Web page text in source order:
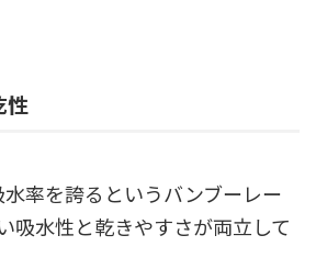
性
率を誇るというバンブーレー
吸水性と乾きやすさが両立して